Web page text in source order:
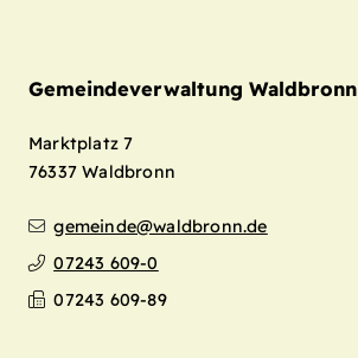
Gemeindeverwaltung Waldbronn
Marktplatz 7
76337 Waldbronn
gemeinde@waldbronn.de
07243 609-0
07243 609-89